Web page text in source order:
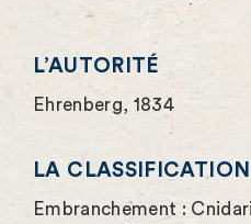
i
n
L’AUTORITÉ
Ehrenberg, 1834
LA
Embranchement :